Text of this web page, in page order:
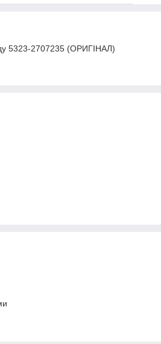
5323-2707235 (ОРИГІНАЛ)